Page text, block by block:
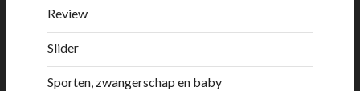
Review
Slider
Sporten, zwangerschap en baby